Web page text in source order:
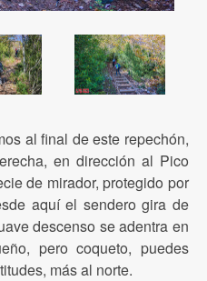
al final de este repechón,
en dirección al Pico
de mirador, protegido por
aquí el sendero gira de
descenso se adentra en
pero coqueto, puedes
más al norte.